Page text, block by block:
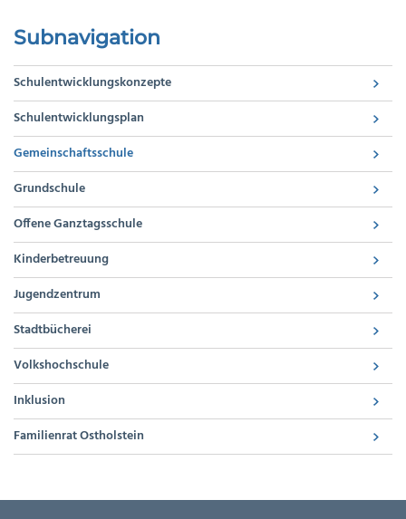
Subnavigation
Schulentwicklungskonzepte
Schulentwicklungsplan
Gemeinschaftsschule
Grundschule
Offene Ganztagsschule
Kinderbetreuung
Jugendzentrum
Stadtbücherei
Volkshochschule
Inklusion
Familienrat Ostholstein